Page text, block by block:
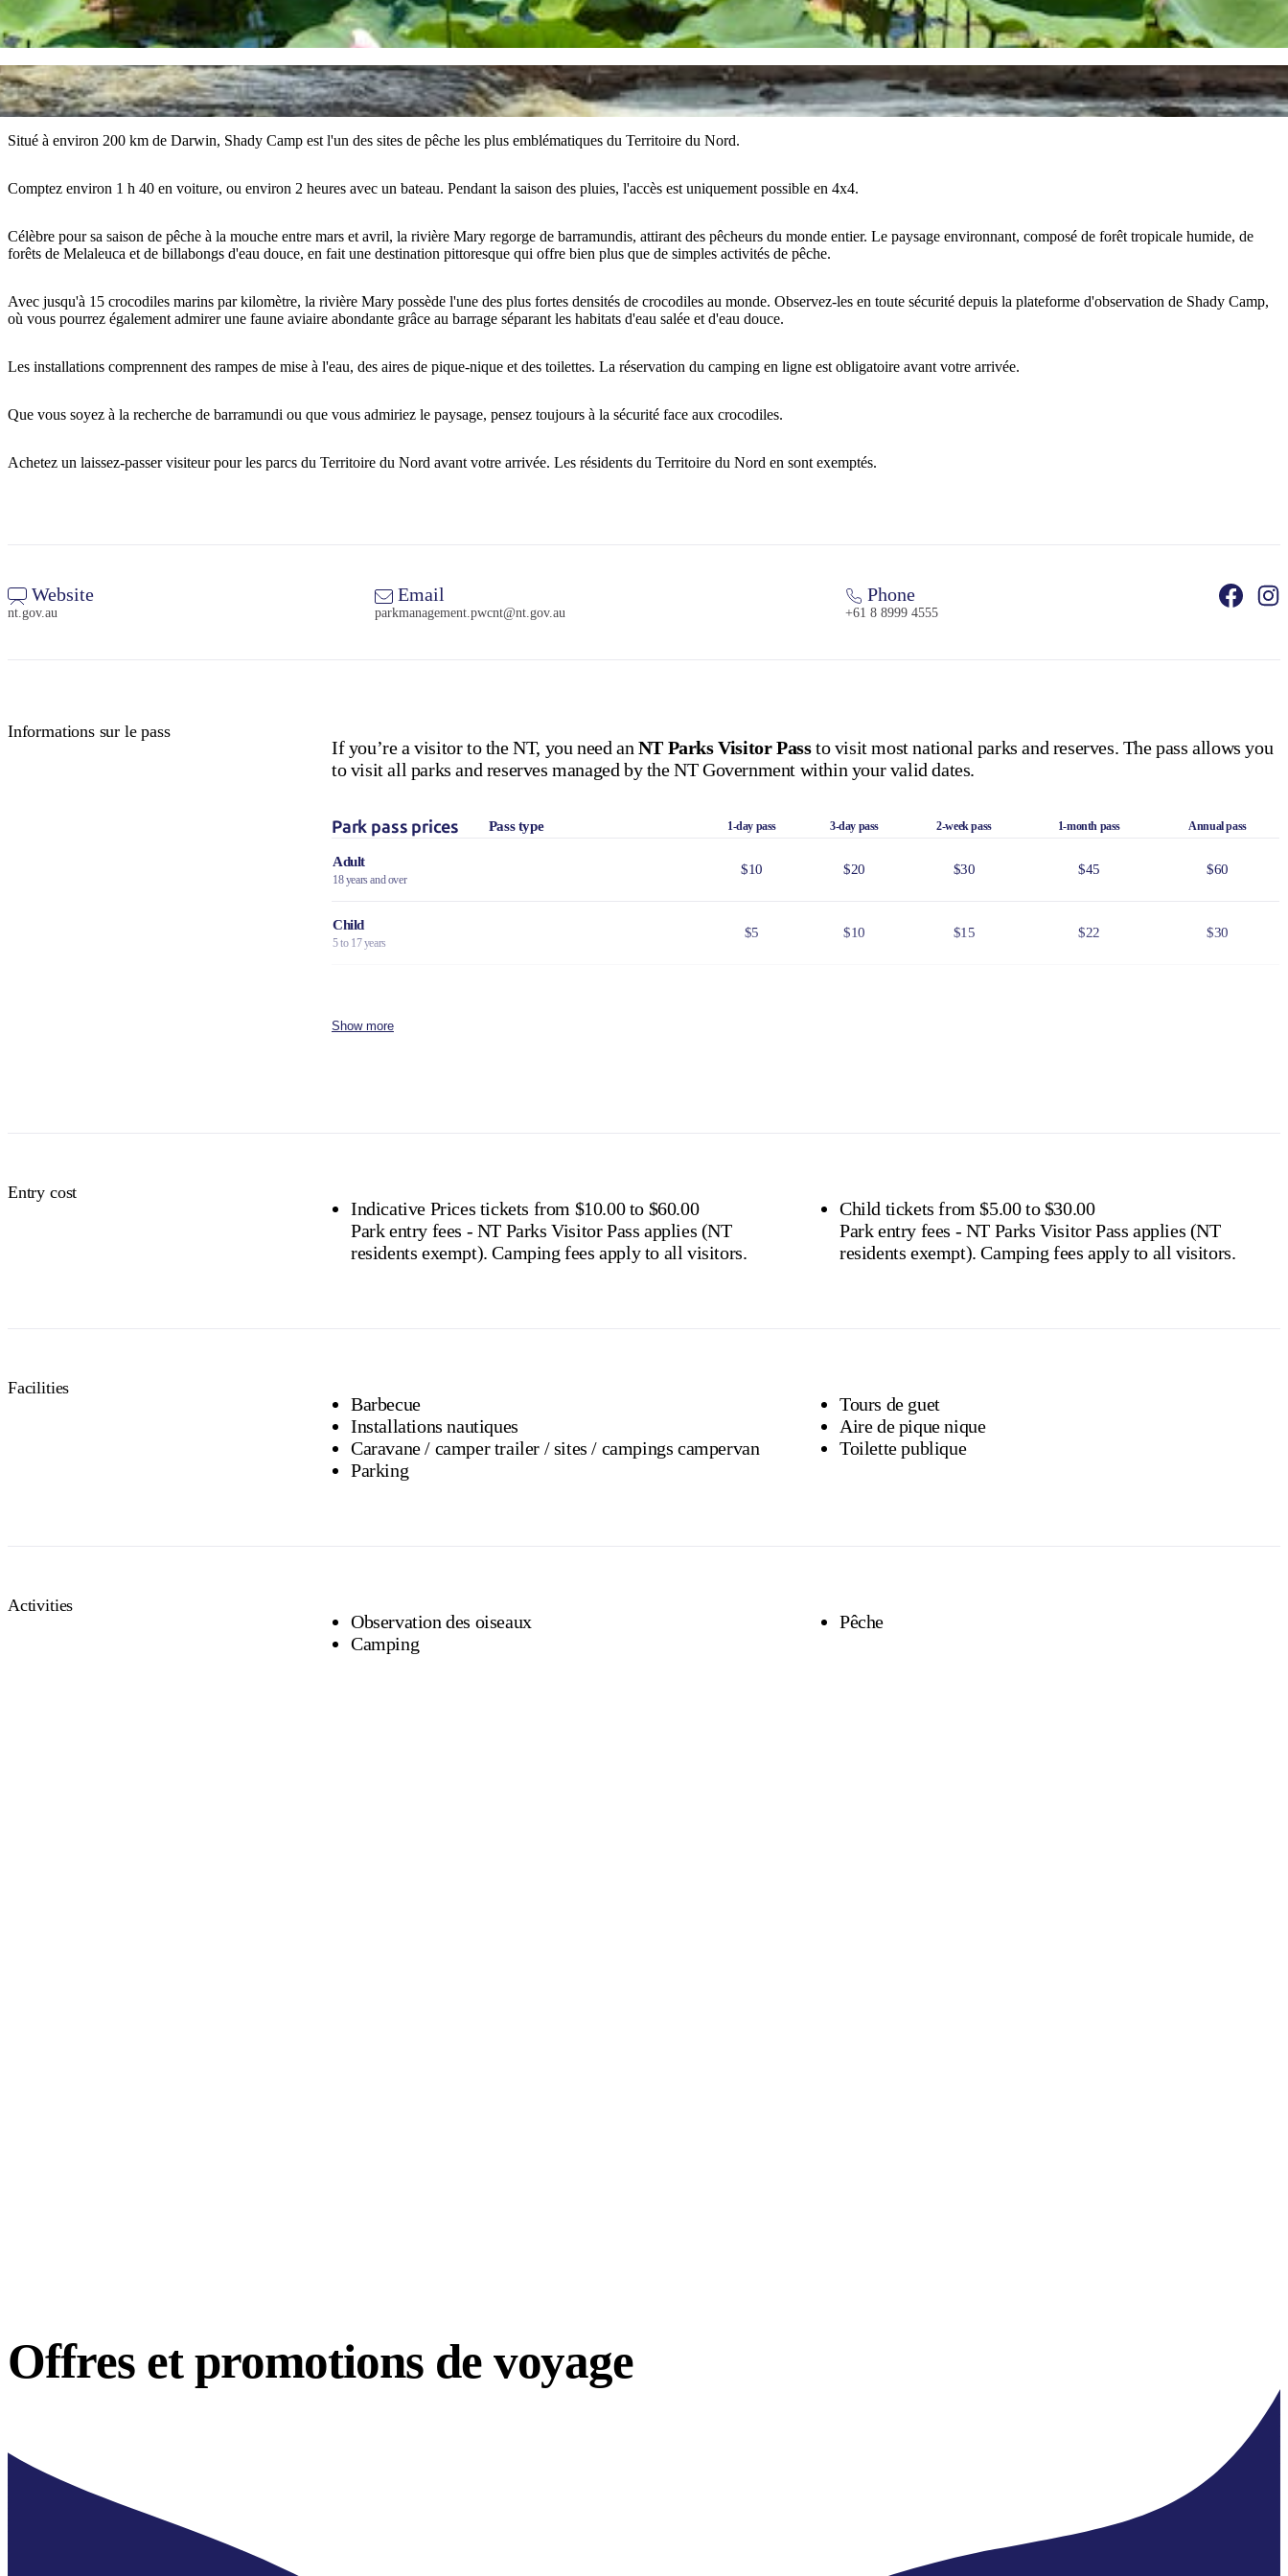
Situé à environ 200 km de Darwin, Shady Camp est l'un des sites de pêche les plus emblématiques du Territoire du Nord.
Comptez environ 1 h 40 en voiture, ou environ 2 heures avec un bateau. Pendant la saison des pluies, l'accès est uniquement possible en 4x4.
Célèbre pour sa saison de pêche à la mouche entre mars et avril, la rivière Mary regorge de barramundis, attirant des pêcheurs du monde entier. Le paysage environnant, composé de forêt tropicale humide, de
forêts de Melaleuca et de billabongs d'eau douce, en fait une destination pittoresque qui offre bien plus que de simples activités de pêche.
Avec jusqu'à 15 crocodiles marins par kilomètre, la rivière Mary possède l'une des plus fortes densités de crocodiles au monde. Observez-les en toute sécurité depuis la plateforme d'observation de Shady Camp,
où vous pourrez également admirer une faune aviaire abondante grâce au barrage séparant les habitats d'eau salée et d'eau douce.
Les installations comprennent des rampes de mise à l'eau, des aires de pique-nique et des toilettes. La réservation du camping en ligne est obligatoire avant votre arrivée.
Que vous soyez à la recherche de barramundi ou que vous admiriez le paysage, pensez toujours à la sécurité face aux crocodiles.
Achetez un laissez-passer visiteur pour les parcs du Territoire du Nord avant votre arrivée. Les résidents du Territoire du Nord en sont exemptés.
Website
nt.gov.au
Email
parkmanagement.pwcnt@nt.gov.au
Phone
+61 8 8999 4555
Informations sur le pass
If you’re a visitor to the NT, you need an NT Parks Visitor Passto visit most national parks and reserves. The pass allows you
to visit all parks and reserves managed by the NT Government within your valid dates.
Park pass prices Pass type 1-day pass 3-day pass 2-week pass 1-month pass Annual pass
Adult
18 years and over
$10 $20 $30 $45 $60
Child
5 to 17 years
$5 $10 $15 $22 $30
Show more
Entry cost
Indicative Prices tickets from $10.00 to $60.00
Park entry fees - NT Parks Visitor Pass applies (NT
residents exempt). Camping fees apply to all visitors.
Child tickets from $5.00 to $30.00
Park entry fees - NT Parks Visitor Pass applies (NT
residents exempt). Camping fees apply to all visitors.
Facilities
Barbecue
Installations nautiques
Caravane / camper trailer / sites / campings campervan
Parking
Tours de guet
Aire de pique nique
Toilette publique
Activities
Observation des oiseaux
Camping
Pêche
Offres etpromotions de voyage